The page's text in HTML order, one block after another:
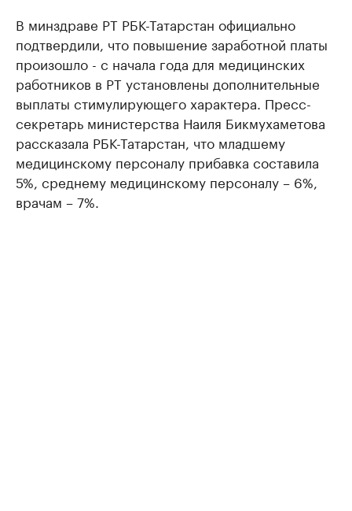
В минздраве РТ РБК-Татарстан официально
подтвердили, что повышение заработной платы
произошло - с начала года для медицинских
работников в РТ установлены дополнительные
выплаты стимулирующего характера. Пресс-
секретарь министерства Наиля Бикмухаметова
рассказала РБК-Татарстан, что младшему
медицинскому персоналу прибавка составила
5%, среднему медицинскому персоналу – 6%,
врачам – 7%.